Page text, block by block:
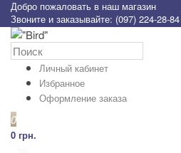
Добро пожаловать в наш магазин
Звоните и заказывайте: (097) 224-28-84
Личный кабинет
Избранное
Оформление заказа
0
0 грн.